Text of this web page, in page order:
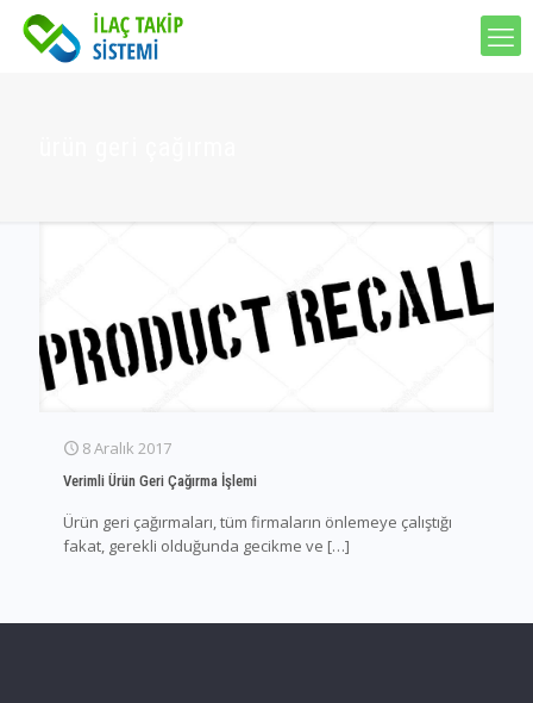
8 Aralık 2017
Verimli Ürün Geri Çağırma İşlemi
Ürün geri çağırmaları, tüm firmaların önlemeye çalıştığı
fakat, gerekli olduğunda gecikme ve […]